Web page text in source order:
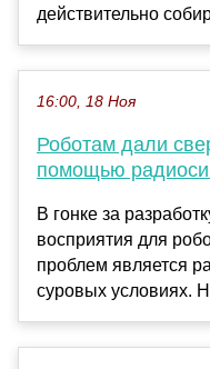
действительно
16:00, 18 Ноя
Роботам дали
помощью
В гонке за
восприятия для
проблем является
суровых условиях.